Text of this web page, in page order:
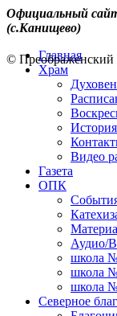
Официальный
(с.Канищево)
Главная
Храм
История
Видео
Газета
ОПК
Аудио/
школа
школа
школа
Северное
© Преображенский